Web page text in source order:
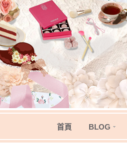
首頁 BLOG